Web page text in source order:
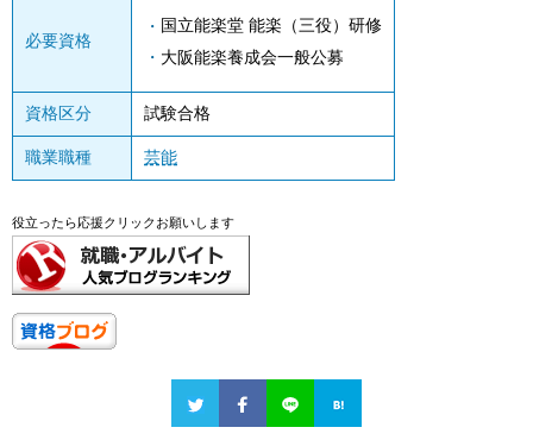
必要資格
国立能楽堂 能楽（三役）研修
大阪能楽養成会一般公募
資格区分 試験合格
職業職種 芸能
役立ったら応援クリックお願いします